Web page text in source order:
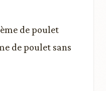
de poulet
de poulet sans